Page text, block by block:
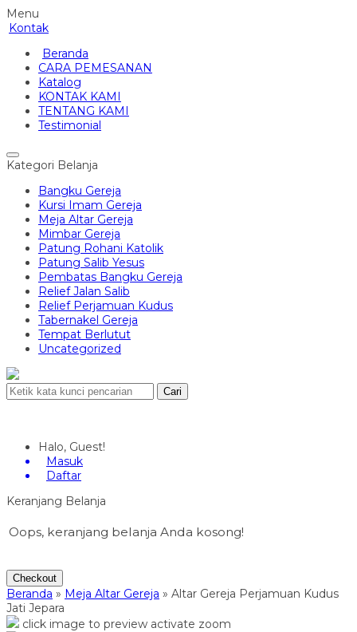
Menu
Kontak
Beranda
CARA PEMESANAN
Katalog
KONTAK KAMI
TENTANG KAMI
Testimonial
Kategori Belanja
Bangku Gereja
Kursi Imam Gereja
Meja Altar Gereja
Mimbar Gereja
Patung Rohani Katolik
Patung Salib Yesus
Pembatas Bangku Gereja
Relief Jalan Salib
Relief Perjamuan Kudus
Tabernakel Gereja
Tempat Berlutut
Uncategorized
Cari
Halo, Guest!
Masuk
Daftar
Keranjang Belanja
Oops, keranjang belanja Anda kosong!
Checkout
Beranda » Meja Altar Gereja » Altar Gereja Perjamuan Kudus
Jati Jepara
click image to preview activate zoom